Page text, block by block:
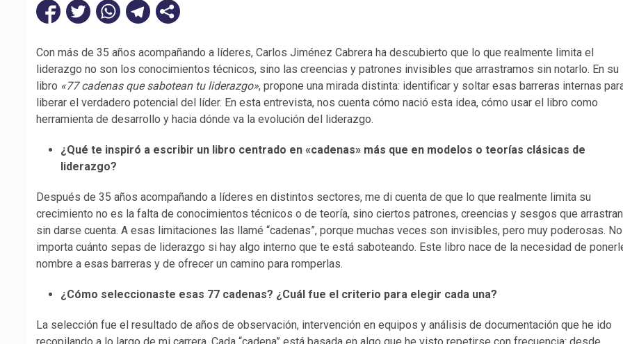
Con más de 35 años acompañando a líderes, Carlos Jiménez Cabrera ha descubierto que lo que realmente limita el
liderazgo no son los conocimientos técnicos, sino las creencias y patrones invisibles que arrastramos sin notarlo. En su
libro «77 cadenas que sabotean tu liderazgo», propone una mirada distinta: identificar y soltar esas barreras internas
liberar el verdadero potencial del líder. En esta entrevista, nos cuenta cómo nació esta idea, cómo usar el libro como
herramienta de desarrollo y hacia dónde va la evolución del liderazgo.
¿Qué te inspiró a escribir un libro centrado en «cadenas» más que en modelos o teorías clásicas de
liderazgo?
Después de 35 años acompañando a líderes en distintos sectores, me di cuenta de que lo que realmente limita su
crecimiento no es la falta de conocimientos técnicos o de teoría, sino ciertos patrones, creencias y sesgos que arrastran
sin darse cuenta. A esas limitaciones las llamé “cadenas”, porque muchas veces son invisibles, pero muy poderosas. No
importa cuánto sepas de liderazgo si hay algo interno que te está saboteando. Este libro nace de la necesidad de
nombre a esas barreras y de ofrecer un camino para romperlas.
¿Cómo seleccionaste esas 77 cadenas? ¿Cuál fue el criterio para elegir cada una?
La selección fue el resultado de años de observación, intervención en equipos y análisis de documentación que he ido